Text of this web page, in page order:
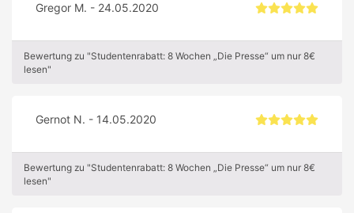
Gregor M. - 24.05.2020
Bewertung zu "Studentenrabatt: 8 Wochen „Die Presse“ um nur 8€
lesen"
Gernot N. - 14.05.2020
Bewertung zu "Studentenrabatt: 8 Wochen „Die Presse“ um nur 8€
lesen"